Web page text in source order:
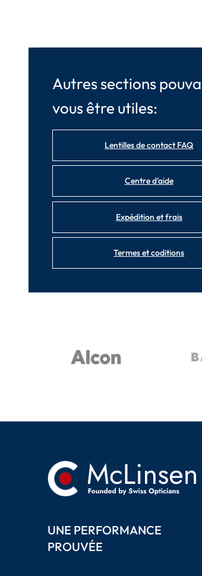
Autres sections
vous être utiles:
Lentilles de contact FAQ
Centre d'aide
Expédition et frais
Termes et coditions
UNE PERFORMANCE
PROUVÉE